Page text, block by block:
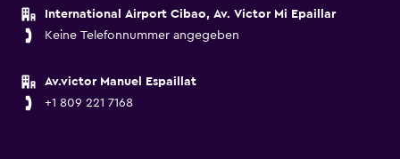
International Airport Cibao, Av. Victor Mi Epaillar
Keine Telefonnummer angegeben
Av.victor Manuel Espaillat
+1 809 221 7168